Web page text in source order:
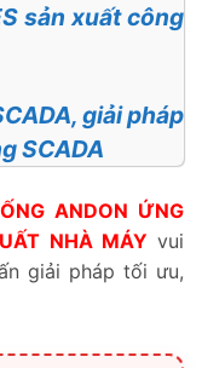
sản xuất công
giải pháp
SCADA
ANDON ỨNG
NHÀ MÁY vui
giải pháp tối ưu,